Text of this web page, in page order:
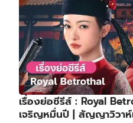
เรื่องย่อซีรีส์ : Royal
เจริญหมื่นปี | สัญญาวิวา